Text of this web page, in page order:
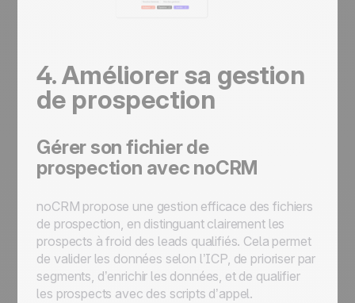
4. Améliorer sa gestion
de prospection
Gérer son fichier de
prospection avec noCRM
noCRM propose une gestion efficace des fichiers
de prospection, en distinguant clairement les
prospects à froid des leads qualifiés. Cela permet
de valider les données selon l’ICP, de prioriser par
segments, d’enrichir les données, et de qualifier
les prospects avec des scripts d’appel.